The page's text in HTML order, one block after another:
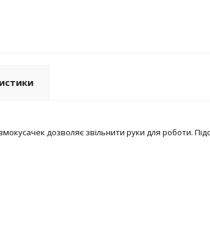
дозволяє звільнити руки для роботи.